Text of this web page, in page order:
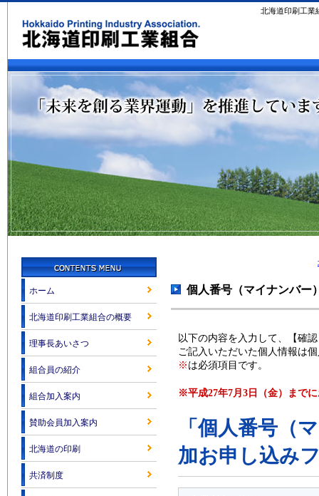
北海道印刷工業
個人番号（マイナンバー
以下の内容を入力して、【確
ご記入いただいた個人情報は
※ は必須項目です。
※平成27年7月3日（金）まで
「個人番号（
加お申し込み
ホーム
北海道印刷工業組合の概要
理事長あいさつ
組合員の紹介
組合加入案内
賛助会員加入案内
北海道の印刷
共済制度